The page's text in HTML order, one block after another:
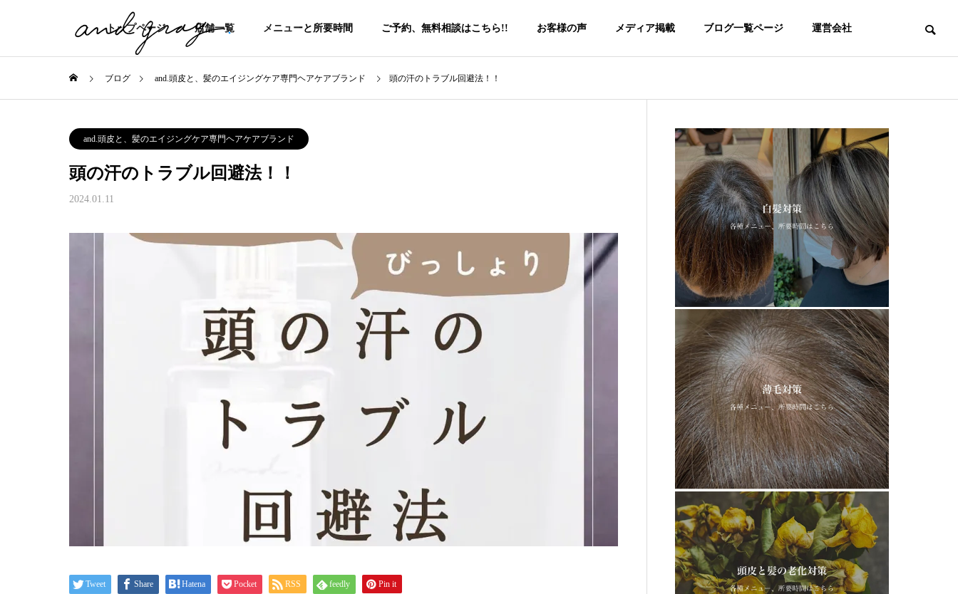
トップページ 店舗一覧 メニューと所要時間 ご予約、無料相談はこちら!! お客様の声 メディア掲載 ブログ一覧ページ 運営会社
ブログ and.頭皮と、髪のエイジングケア専門ヘアケアブランド 頭の汗のトラブル回避法！！
and.頭皮と、髪のエイジングケア専門ヘアケアブランド
頭の汗のトラブル回避法！！
2024.01.11
Tweet Share Hatena Pocket RSS feedly Pin it